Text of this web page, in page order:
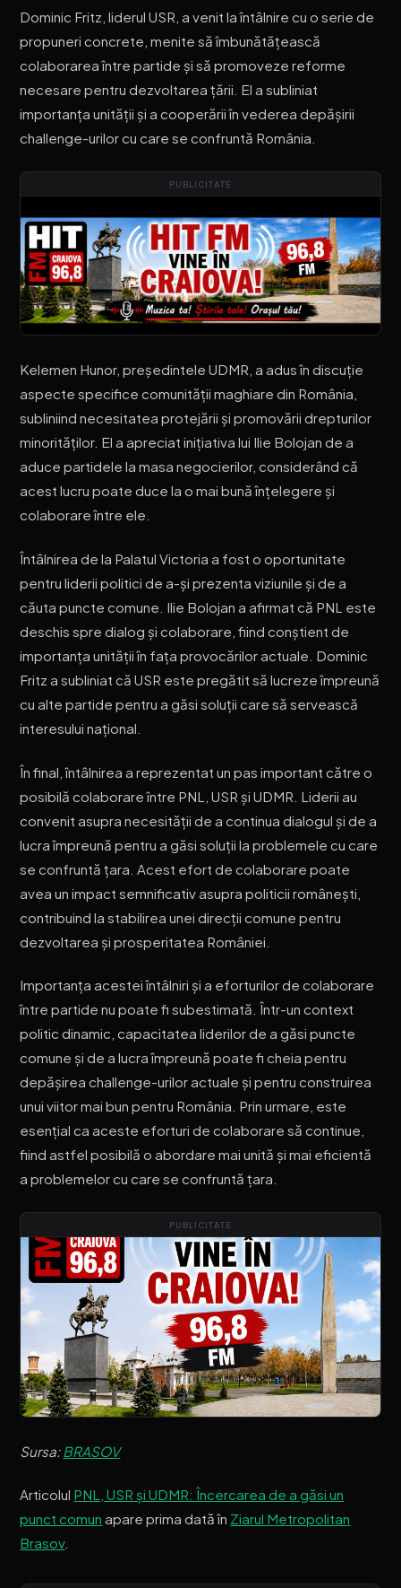
Dominic Fritz, liderul USR, a venit la întâlnire cu o serie de
propuneri concrete, menite să îmbunătățească
colaborarea între partide și să promoveze reforme
necesare pentru dezvoltarea țării. El a subliniat
importanța unității și a cooperării în vederea depășirii
challenge-urilor cu care se confruntă România.
PUBLICITATE
Kelemen Hunor, președintele UDMR, a adus în discuție
aspecte specifice comunității maghiare din România,
subliniind necesitatea protejării și promovării drepturilor
minorităților. El a apreciat inițiativa lui Ilie Bolojan de a
aduce partidele la masa negocierilor, considerând că
acest lucru poate duce la o mai bună înțelegere și
colaborare între ele.
Întâlnirea de la Palatul Victoria a fost o oportunitate
pentru liderii politici de a-și prezenta viziunile și de a
căuta puncte comune. Ilie Bolojan a afirmat că PNL este
deschis spre dialog și colaborare, fiind conștient de
importanța unității în fața provocărilor actuale. Dominic
Fritz a subliniat că USR este pregătit să lucreze împreună
cu alte partide pentru a găsi soluții care să servească
interesului național.
În final, întâlnirea a reprezentat un pas important către o
posibilă colaborare între PNL, USR și UDMR. Liderii au
convenit asupra necesității de a continua dialogul și de a
lucra împreună pentru a găsi soluții la problemele cu care
se confruntă țara. Acest efort de colaborare poate
avea un impact semnificativ asupra politicii românești,
contribuind la stabilirea unei direcții comune pentru
dezvoltarea și prosperitatea României.
Importanța acestei întâlniri și a eforturilor de colaborare
între partide nu poate fi subestimată. Într-un context
politic dinamic, capacitatea liderilor de a găsi puncte
comune și de a lucra împreună poate fi cheia pentru
depășirea challenge-urilor actuale și pentru construirea
unui viitor mai bun pentru România. Prin urmare, este
esențial ca aceste eforturi de colaborare să continue,
fiind astfel posibilă o abordare mai unită și mai eficientă
a problemelor cu care se confruntă țara.
PUBLICITATE
Sursa:BRASOV
Articolul PNL, USR și UDMR: Încercarea de a găsi un
punct comun apare prima dată în Ziarul Metropolitan
Brasov.